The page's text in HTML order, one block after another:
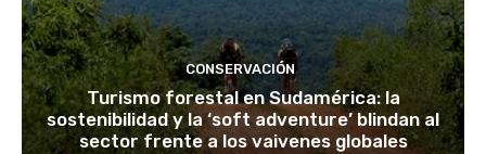
CONSERVACIÓN
Turismo forestal en Sudamérica: la
sostenibilidad y la ‘soft adventure’ blindan al
sector frente a los vaivenes globales